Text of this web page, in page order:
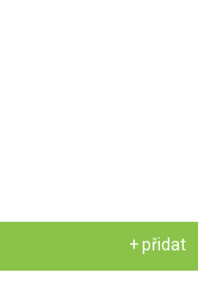
+ přidat